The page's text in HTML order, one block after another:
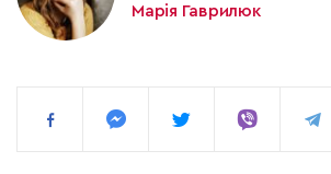
Марія Гаврилюк